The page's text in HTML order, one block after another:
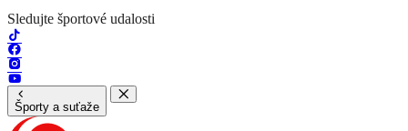
Sledujte športové udalosti
Športy a suťaže